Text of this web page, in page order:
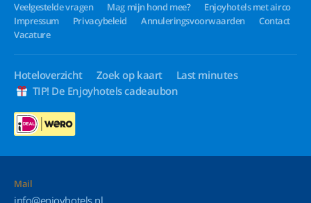
Veelgestelde vragen Mag mijn hond mee?
Enjoyhotels met airco
Impressum
Privacybeleid Annuleringsvoorwaarden
Contact
Vacature
Hoteloverzicht Zoek op kaart
Last minutes
TIP! De Enjoyhotels cadeaubon
Mail
info@enjoyhotels.nl